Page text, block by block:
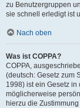
zu Benutzergruppen
sie schnell erledigt ist
Nach oben
Was ist COPPA?
COPPA,
(deutsch: Gesetz zum
1998) ist ein Gesetz in
möglicherweise
hierzu die